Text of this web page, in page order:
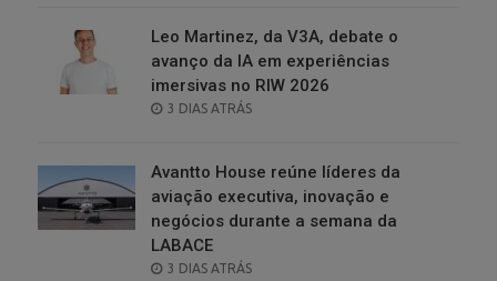
Leo Martinez, da V3A, debate o
avanço da IA em experiências
imersivas no RIW 2026
POSTED
3 DIAS ATRÁS
Avantto House reúne líderes da
aviação executiva, inovação e
negócios durante a semana da
LABACE
POSTED
3 DIAS ATRÁS